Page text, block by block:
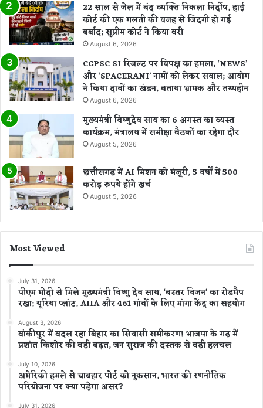
22 साल से जेल में बंद व्यक्ति निकला निर्दोष, हाई
कोर्ट की एक गलती की वजह से जिंदगी हो गई
बर्बाद; सुप्रीम कोर्ट ने किया बरी
August 6, 2026
CGPSC SI रिजल्ट पर विपक्ष का हमला, ‘NEWS’
और ‘SPACERANI’ नामों को लेकर सवाल; आयोग
ने किया दावों का खंडन, बताया भ्रामक और तथ्यहीन
August 6, 2026
मुख्यमंत्री विष्णुदेव साय का 6 अगस्त का व्यस्त
कार्यक्रम, मंत्रालय में समीक्षा बैठकों का रहेगा दौर
August 5, 2026
छत्तीसगढ़ में AI मिशन को मंजूरी, 5 वर्षों में 500
करोड़ रुपये होंगे खर्च
August 5, 2026
Most Viewed
July 31, 2026
पीएम मोदी से मिले मुख्यमंत्री विष्णु देव साय, ‘बस्तर विजन’ का रोडमैप
रखा; यूरिया प्लांट, AIIA और 461 गांवों के लिए मांगा केंद्र का सहयोग
August 3, 2026
बांकीपुर में बदल रहा बिहार का सियासी समीकरण! भाजपा के गढ़ में
प्रशांत किशोर की बड़ी बढ़त, जन सुराज की दस्तक से बढ़ी हलचल
July 10, 2026
अमेरिकी हमले से चाबहार पोर्ट को नुकसान, भारत की रणनीतिक
परियोजना पर क्या पड़ेगा असर?
July 31, 2026